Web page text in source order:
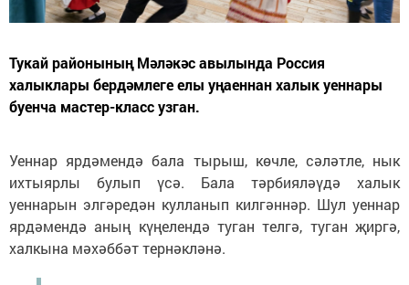
Тукай районының Мәләкәс авылында Россия
халыклары бердәмлеге елы уңаеннан халык уеннары
буенча мастер-класс узган.
Уеннар ярдәмендә бала тырыш, көчле, сәләтле, нык
ихтыярлы булып үсә. Бала тәрбияләүдә халык
уеннарын элгәредән кулланып килгәннәр. Шул уеннар
ярдәмендә аның күңелендә туган телгә, туган җиргә,
халкына мәхәббәт тернәкләнә.